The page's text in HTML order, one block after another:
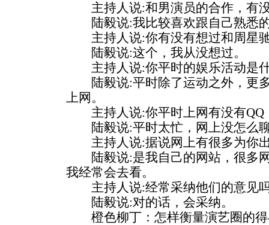
主持人说:和男演员的合作，有
陆毅说:我比较喜欢跟自己熟悉
主持人说:你有没有想过和周星
陆毅说:这个，我从没想过。
主持人说:你平时的娱乐活动是
陆毅说:平时除了运动之外，更多
上网。
主持人说:你平时上网有没有QQ
陆毅说:平时太忙，网上没怎么
主持人说:据说网上有很多为你
陆毅说:是我自己的网站，很多网
我经常会去看。
主持人说:经常采纳他们的意见
陆毅说:对的话，会采纳。
橙色柳丁：怎样衡量演艺圈的得